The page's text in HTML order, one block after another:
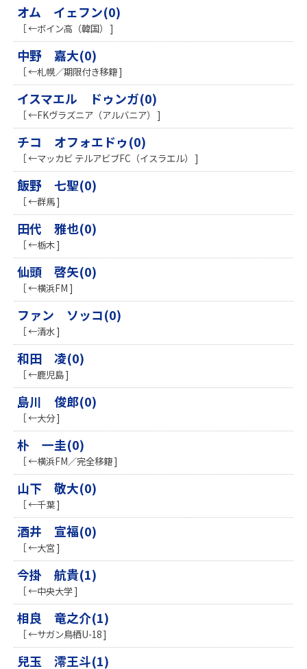
オム イェフン(0)
［ ←ボイン高（韓国） ]
中野 嘉大(0)
［ ←札幌／期限付き移籍 ]
イスマエル ドゥンガ(0)
［ ←FKヴラズニア（アルバニア） ]
チコ オフォエドゥ(0)
［ ←マッカビ テルアビブFC（イスラエル） ]
飯野 七聖(0)
［ ←群馬 ]
田代 雅也(0)
［ ←栃木 ]
仙頭 啓矢(0)
［ ←横浜FM ]
ファン ソッコ(0)
［ ←清水 ]
和田 凌(0)
［ ←鹿児島 ]
島川 俊郎(0)
［ ←大分 ]
朴 一圭(0)
［ ←横浜FM／完全移籍 ]
山下 敬大(0)
［ ←千葉 ]
酒井 宣福(0)
［ ←大宮 ]
今掛 航貴(1)
［ ←中央大学 ]
相良 竜之介(1)
［ ←サガン鳥栖U-18 ]
兒玉 澪王斗(1)